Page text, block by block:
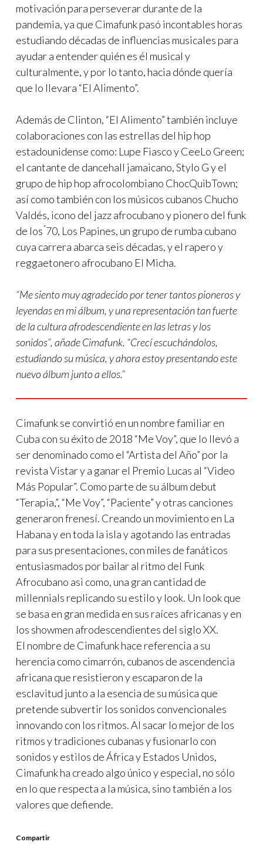
motivación para perseverar durante de la
pandemia, ya que Cimafunk pasó incontables horas
estudiando décadas de influencias musicales para
ayudar a entender quién es él musical y
culturalmente, y por lo tanto, hacia dónde quería
que lo llevara “El Alimento”.
Además de Clinton, “El Alimento” también incluye
colaboraciones con las estrellas del hip hop
estadounidense como: Lupe Fiasco y CeeLo Green;
el cantante de dancehall jamaicano, Stylo G y el
grupo de hip hop afrocolombiano ChocQuibTown;
así como también con los músicos cubanos Chucho
Valdés, icono del jazz afrocubano y pionero del funk
de los ́70, Los Papines, un grupo de rumba cubano
cuya carrera abarca seis décadas, y el rapero y
reggaetonero afrocubano El Micha.
“Me siento muy agradecido por tener tantos pioneros y
leyendas en mi álbum, y una representación tan fuerte
de la cultura afrodescendiente en las letras y los
sonidos”, añade Cimafunk. “Crecí escuchándolos,
estudiando su música, y ahora estoy presentando este
nuevo álbum junto a ellos.”
Cimafunk se convirtió en un nombre familiar en
Cuba con su éxito de 2018 “Me Voy”, que lo llevó a
ser denominado como el “Artista del Año” por la
revista Vistar y a ganar el Premio Lucas al “Video
Más Popular”. Como parte de su álbum debut
“Terapia,”, “Me Voy”, “Paciente” y otras canciones
generaron frenesí. Creando un movimiento en La
Habana y en toda la isla y agotando las entradas
para sus presentaciones, con miles de fanáticos
entusiasmados por bailar al ritmo del Funk
Afrocubano asi como, una gran cantidad de
millennials replicando su estilo y look. Un look que
se basa en gran medida en sus raíces africanas y en
los showmen afrodescendientes del siglo XX.
El nombre de Cimafunk hace referencia a su
herencia como cimarrón, cubanos de ascendencia
africana que resistieron y escaparon de la
esclavitud junto a la esencia de su música que
pretende subvertir los sonidos convencionales
innovando con los ritmos. Al sacar lo mejor de los
ritmos y tradiciones cubanas y fusionarlo con
sonidos y estilos de África y Estados Unidos,
Cimafunk ha creado algo único y especial, no sólo
en lo que respecta a la música, sino también a los
valores que defiende.
Compartir